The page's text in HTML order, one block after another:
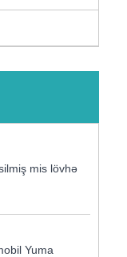
mis lövhə
Yuma